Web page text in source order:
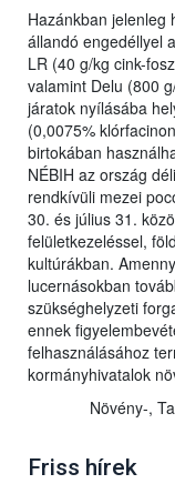
Hazánkban jelenleg
állandó engedéllyel
LR (40 g/kg cink-
valamint Delu (800
járatok nyílásába
(0,0075%
birtokában
NÉBIH az ország
rendkívüli mezei
30. és július 31.
felületkezeléssel,
kultúrákban.
lucernásokban
szükséghelyzeti
ennek
felhasználásához
kormányhivatalok
Növény-,
Friss hírek